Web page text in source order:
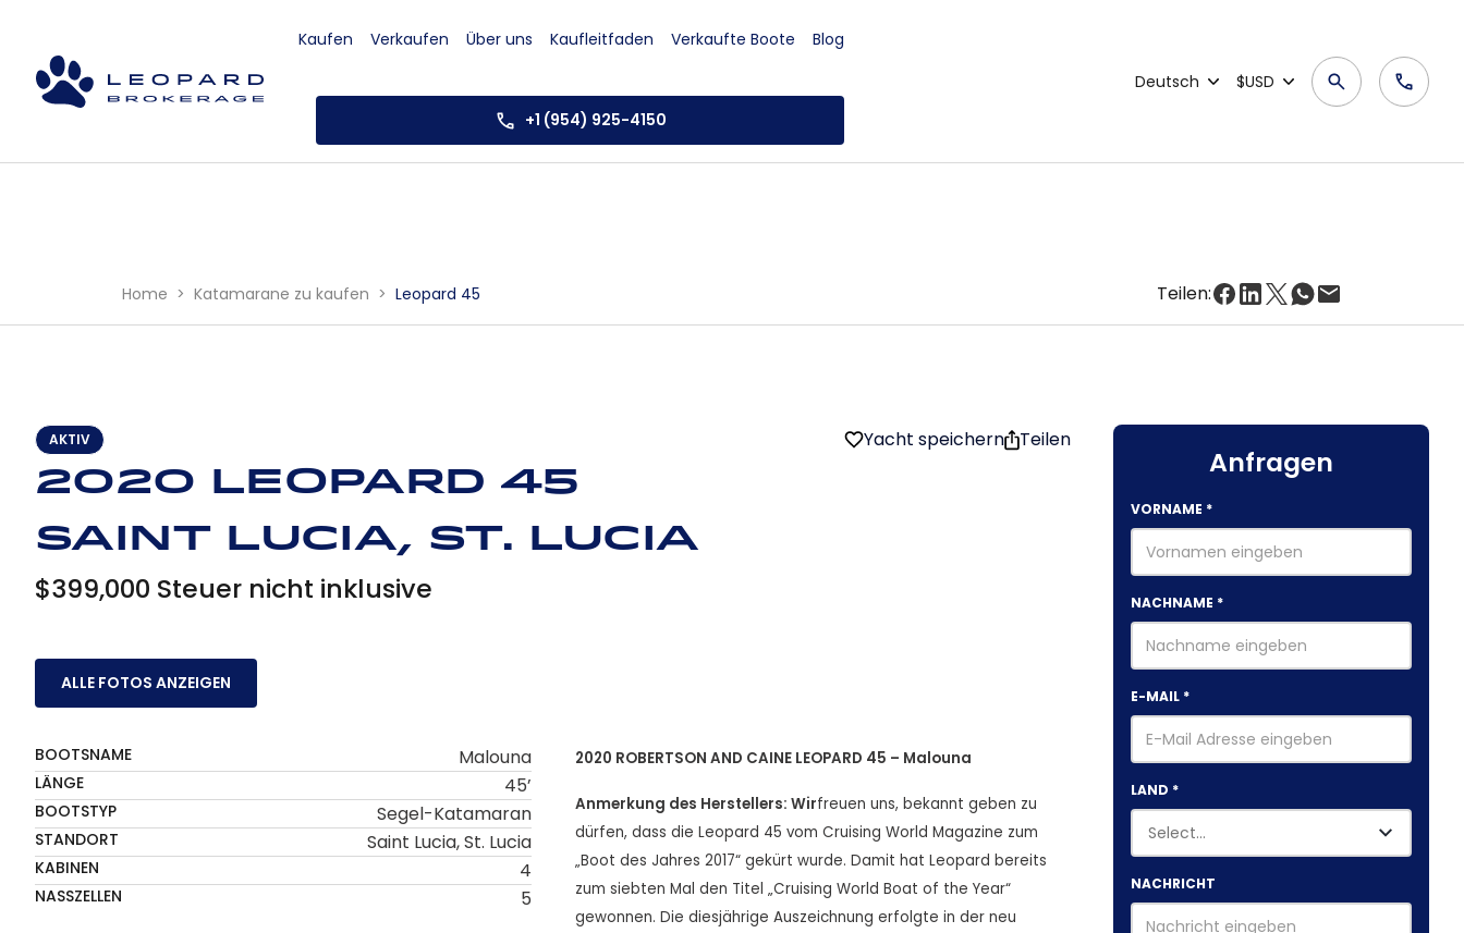
Kaufen Verkaufen Über uns Kaufleitfaden Verkaufte Boote Blog
+1 (954) 925-4150
Deutsch $USD
Home Katamarane zu kaufen Leopard 45 Teilen:
AKTIV Yacht speichern Teilen
2020 Leopard 45
Saint Lucia, St. Lucia
$399,000 Steuer nicht inklusive
ALLE FOTOS ANZEIGEN
BOOTSNAME Malouna
LÄNGE 45’
BOOTSTYP Segel-Katamaran
STANDORT Saint Lucia, St. Lucia
KABINEN 4
NASSZELLEN 5
2020 ROBERTSON AND CAINE LEOPARD 45 – Malouna
Anmerkung des Herstellers: Wirfreuen uns, bekannt geben zu
dürfen, dass die Leopard 45 vom Cruising World Magazine zum
„Boot des Jahres 2017“ gekürt wurde. Damit hat Leopard bereits
zum siebten Mal den Titel „Cruising World Boat of the Year“
gewonnen. Die diesjährige Auszeichnung erfolgte in der neu
Anfragen
VORNAME *
NACHNAME *
E-MAIL *
LAND *
NACHRICHT